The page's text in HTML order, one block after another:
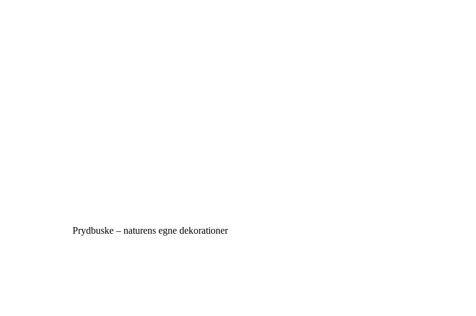
Prydbuske – naturens egne dekorationer